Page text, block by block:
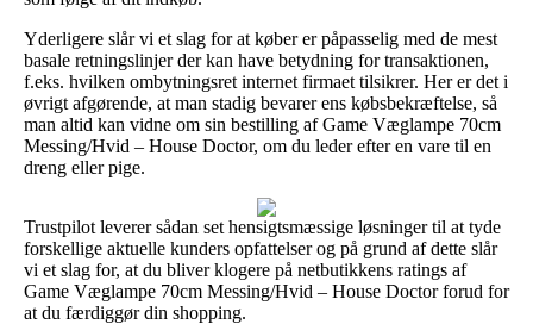
Yderligere slår vi et slag for at køber er påpasselig med de mest
basale retningslinjer der kan have betydning for transaktionen,
f.eks. hvilken ombytningsret internet firmaet tilsikrer. Her er det i
øvrigt afgørende, at man stadig bevarer ens købsbekræftelse, så
man altid kan vidne om sin bestilling af Game Væglampe 70cm
Messing/Hvid – House Doctor, om du leder efter en vare til en
dreng eller pige.
Trustpilot leverer sådan set hensigtsmæssige løsninger til at tyde
forskellige aktuelle kunders opfattelser og på grund af dette slår
vi et slag for, at du bliver klogere på netbutikkens ratings af
Game Væglampe 70cm Messing/Hvid – House Doctor forud for
at du færdiggør din shopping.